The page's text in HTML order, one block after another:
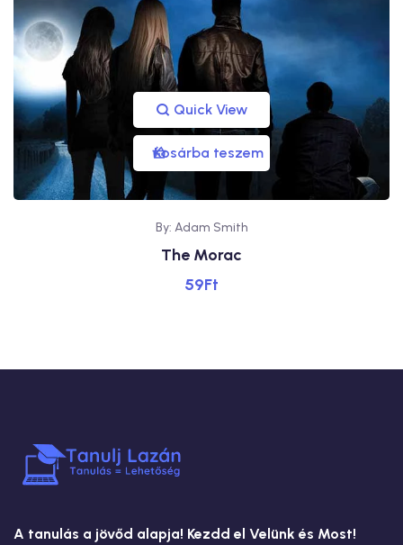
Quick View
Kosárba teszem
By: Adam Smith
The Morac
59Ft
A tanulás a jövőd alapja! Kezdd el Velünk és Most!